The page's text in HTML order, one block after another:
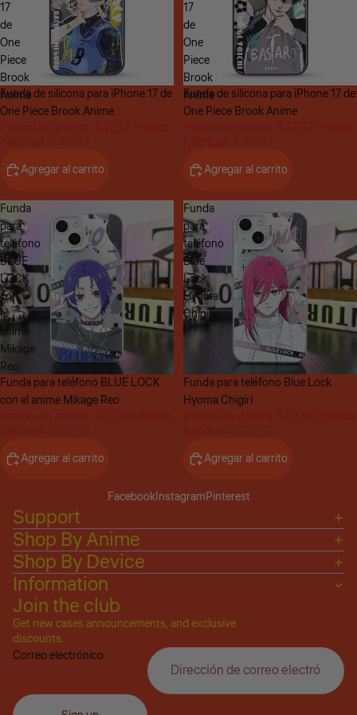
17
de
One
Piece
Brook
Anime
Oferta
Funda de silicona para iPhone 17 de
One Piece Brook Anime
Agregar al carrito
17
de
One
Piece
Brook
Anime
Oferta
Funda de silicona para iPhone 17 de
One Piece Brook Anime
Agregar al carrito
Funda
para
teléfono
BLUE
LOCK
con
el
anime
Mikage
Reo
Oferta
Funda para teléfono BLUE LOCK
con el anime Mikage Reo
Agregar al carrito
Funda
para
teléfono
Blue
Lock
Hyoma
Chigiri
Oferta
Funda para teléfono Blue Lock
Hyoma Chigiri
Agregar al carrito
FacebookInstagramPinterest
Support
Shop By Anime
Shop By Device
Information
Join the club
Get new cases announcements, and exclusive
discounts.
Correo electrónicoPolítica de reembolso
Términos del servicio